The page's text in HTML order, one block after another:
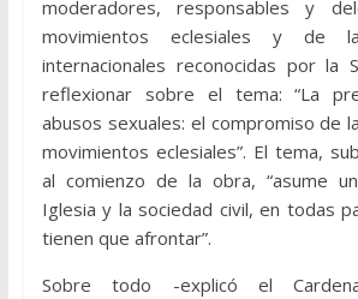
moderadores, responsables y
movimientos eclesiales y de
internacionales reconocidas por la
reflexionar sobre el tema: “La
abusos sexuales: el compromiso de
movimientos eclesiales”. El tema,
al comienzo de la obra, “asume
Iglesia y la sociedad civil, en todas
tienen que afrontar”.
Sobre todo -explicó el